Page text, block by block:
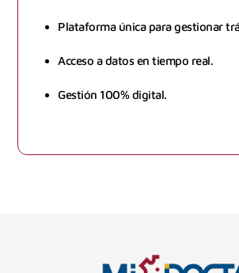
Plataforma única para gestionar
Acceso a datos en tiempo real.
Gestión 100% digital.